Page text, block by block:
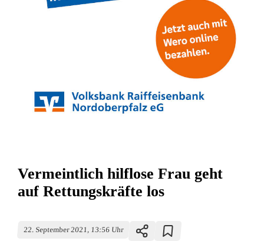
Vermeintlich hilflose Frau geht
auf Rettungskräfte los
22. September 2021, 13:56 Uhr